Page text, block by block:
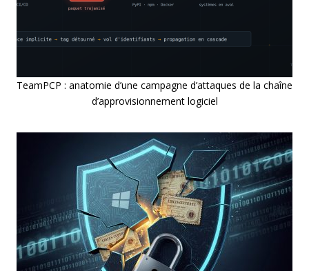
TeamPCP : anatomie d’une campagne d’attaques de la chaîne
d’approvisionnement logiciel